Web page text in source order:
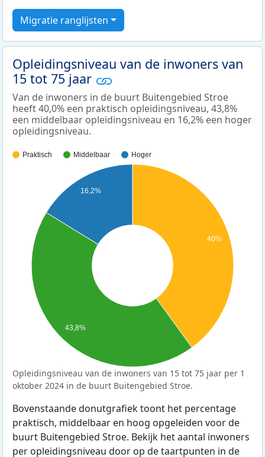
Migratie ranglijsten
Opleidingsniveau van de inwoners van
15 tot 75 jaar
Van de inwoners in de buurt Buitengebied Stroe
heeft 40,0% een praktisch opleidingsniveau, 43,8%
een middelbaar opleidingsniveau en 16,2% een hoger
opleidingsniveau.
Praktisch Middelbaar Hoger
40%
16,2%
43,8%
Opleidingsniveau van de inwoners van 15 tot 75 jaar per 1
oktober 2024 in de buurt Buitengebied Stroe.
Bovenstaande donutgrafiek toont het percentage
praktisch, middelbaar en hoog opgeleiden voor de
buurt Buitengebied Stroe. Bekijk het aantal inwoners
per opleidingsniveau door op de taartpunten in de